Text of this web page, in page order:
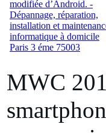
MWC